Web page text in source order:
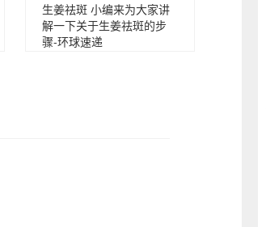
生姜祛斑 小编来为大家讲
解一下关于生姜祛斑的步
骤-环球速递